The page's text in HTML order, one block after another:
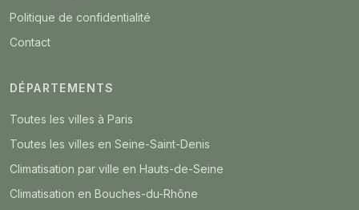
Politique de confidentialité
Contact
DÉPARTEMENTS
Toutes les villes à Paris
Toutes les villes en Seine-Saint-Denis
Climatisation par ville en Hauts-de-Seine
Climatisation en Bouches-du-Rhône